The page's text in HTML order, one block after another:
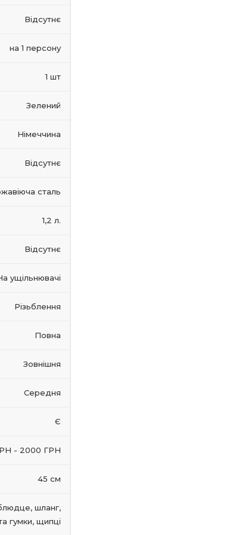
Відсутнє
на 1 персону
1 шт
Зелений
Німеччина
Відсутнє
сталь
1,2 л.
Відсутнє
ущільнювачі
Різьблення
Повна
Зовнішня
Середня
Є
- 2000 ГРН
45 см
шланг,
гумки, щипці